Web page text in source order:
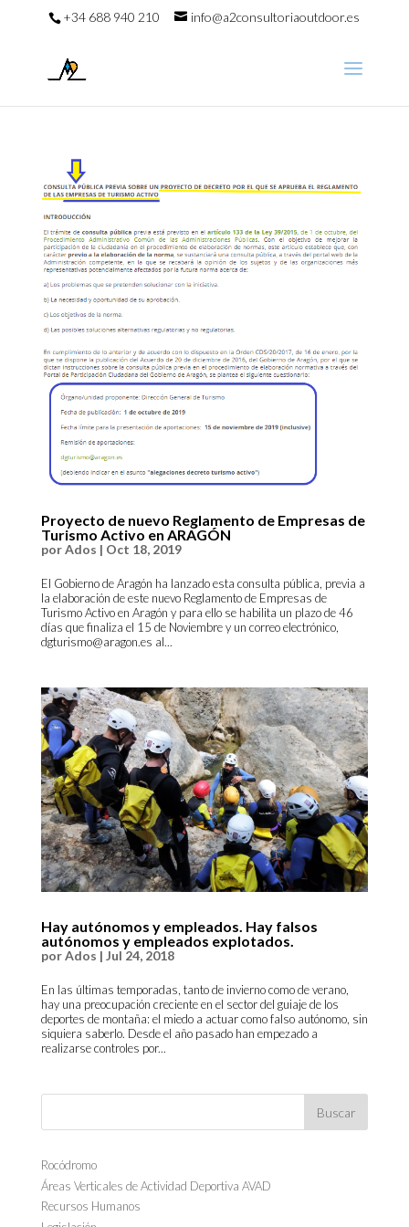
+34 688 940 210 info@a2consultoriaoutdoor.es
Proyecto de nuevo Reglamento de Empresas de
Turismo Activo en ARAGÓN
porAdos | Oct 18, 2019
El Gobierno de Aragón ha lanzado esta consulta pública, previa a
la elaboración de este nuevo Reglamento de Empresas de
Turismo Activo en Aragón y para ello se habilita un plazo de 46
días que finaliza el 15 de Noviembre y un correo electrónico,
dgturismo@aragon.es al...
Hay autónomos y empleados. Hay falsos
autónomos y empleados explotados.
porAdos | Jul 24, 2018
En las últimas temporadas, tanto de invierno como de verano,
hay una preocupación creciente en el sector del guiaje de los
deportes de montaña: el miedo a actuar como falso autónomo, sin
siquiera saberlo. Desde el año pasado han empezado a
realizarse controles por...
Rocódromo
Áreas Verticales de Actividad Deportiva AVAD
Recursos Humanos